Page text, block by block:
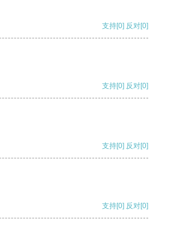
支持[0] 反对[0]
支持[0] 反对[0]
支持[0] 反对[0]
支持[0] 反对[0]